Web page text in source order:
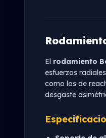
El rodamiento
esfuerzos
como los de
desgaste